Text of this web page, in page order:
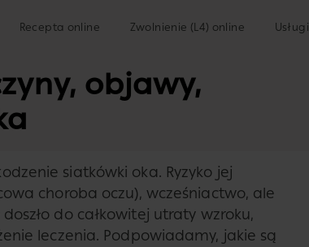
Recepta online Zwolnienie (L4) online Usługi
objawy,
siatkówki oka. Ryzyko jej
choroba oczu), wcześniactwo, ale
do całkowitej utraty wzroku,
leczenia. Podpowiadamy, jakie są